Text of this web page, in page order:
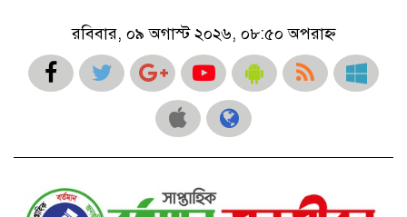
রবিবার, ০৯ অগাস্ট ২০২৬, ০৮:৫০ অপরাহ্ন